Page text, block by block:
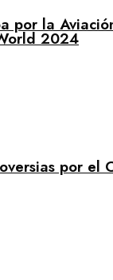
por la
2024
por el